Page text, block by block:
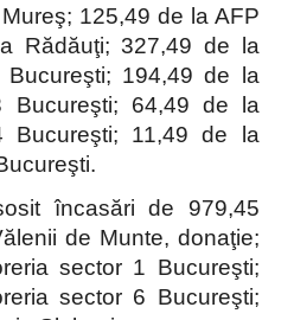
125,49 de la AFP
Rădăuţi; 327,49 de la
Bucureşti; 194,49 de la
Bucureşti; 64,49 de la
Bucureşti; 11,49 de la
încasări de 979,45
de Munte, donaţie;
sector 1 Bucureşti;
sector 6 Bucureşti;